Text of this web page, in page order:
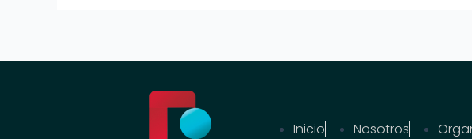
Inicio Nosotros